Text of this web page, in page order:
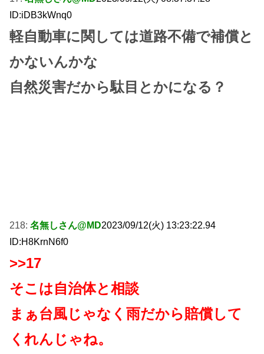
ID:iDB3kWnq0
軽自動車に関しては道路不備で補償と
かないんかな
自然災害だから駄目とかになる？
218: 名無しさん@MD2023/09/12(火) 13:23:22.94
ID:H8KrnN6f0
>>17
そこは自治体と相談
まぁ台風じゃなく雨だから賠償して
くれんじゃね。